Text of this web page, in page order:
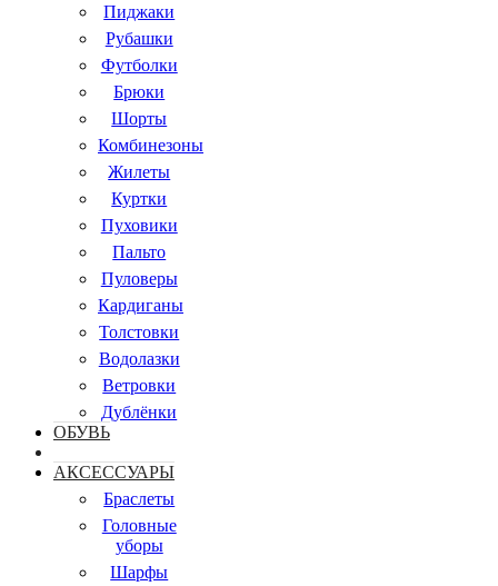
Пиджаки
Рубашки
Футболки
Брюки
Шорты
Комбинезоны
Жилеты
Куртки
Пуховики
Пальто
Пуловеры
Кардиганы
Толстовки
Водолазки
Ветровки
Дублёнки
ОБУВЬ
АКСЕССУАРЫ
Браслеты
Головные
уборы
Шарфы